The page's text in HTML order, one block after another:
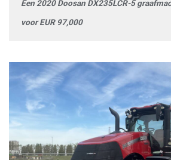
Een 2020 Doosan DX235LCR-5
voor EUR 97,000